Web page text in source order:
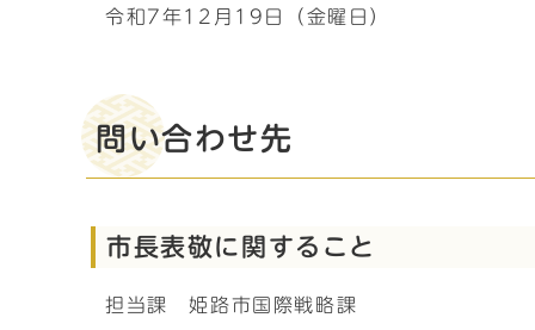
令和7年12月19日（金曜日）
問い合わせ先
市長表敬に関すること
担当課 姫路市国際戦略課